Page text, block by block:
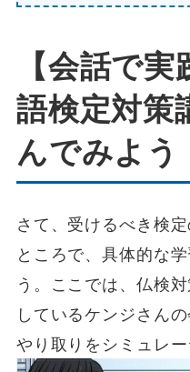
【会話で
語検定対策
んでみよう
さて、受けるべき検
ところで、具体的な
う。ここでは、仏検
しているケンジさん
やり取りをシミュレ